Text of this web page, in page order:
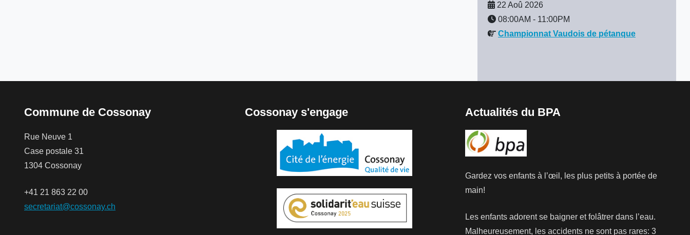
22 Aoû 2026
08:00AM - 11:00PM
Championnat Vaudois de pétanque
Commune de Cossonay
Rue Neuve 1
Case postale 31
1304 Cossonay
+41 21 863 22 00
secretariat@cossonay.ch
Cossonay s'engage Actualités du BPA
Gardez vos enfants à l’œil, les plus petits à portée de
main!
Les enfants adorent se baigner et folâtrer dans l’eau.
Malheureusement, les accidents ne sont pas rares: 3